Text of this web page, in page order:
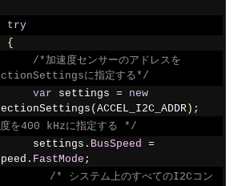
try
{
/*加速度センサーのアドレスを
に指定する*/
var settings =
new
( ACCEL_I2C_ADDR);
を400 kHzに指定する */
            settings
. BusSpeed =
. FastMode ;
/* システム上のすべてのI2Cコン